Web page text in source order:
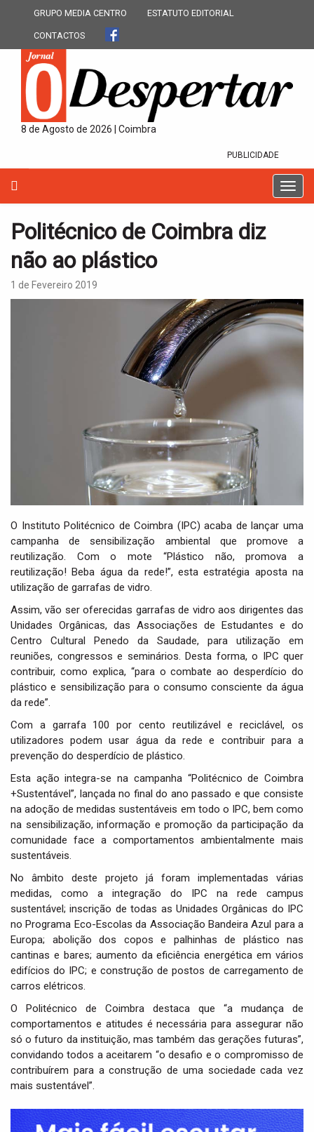
GRUPO MEDIA CENTRO ESTATUTO EDITORIAL
CONTACTOS
8 de Agosto de 2026 | Coimbra
PUBLICIDADE
T
o
v
i
o
Politécnico de Coimbra diz
não ao plástico
1 de Fevereiro 2019
O Instituto Politécnico de Coimbra (IPC) acaba de lançar uma
campanha de sensibilização ambiental que promove a
reutilização. Com o mote “Plástico não, promova a
reutilização! Beba água da rede!”, esta estratégia aposta na
utilização de garrafas de vidro.
Assim, vão ser oferecidas garrafas de vidro aos dirigentes das
Unidades Orgânicas, das Associações de Estudantes e do
Centro Cultural Penedo da Saudade, para utilização em
reuniões, congressos e seminários. Desta forma, o IPC quer
contribuir, como explica, “para o combate ao desperdício do
plástico e sensibilização para o consumo consciente da água
da rede”.
Com a garrafa 100 por cento reutilizável e reciclável, os
utilizadores podem usar água da rede e contribuir para a
prevenção do desperdício de plástico.
Esta ação integra-se na campanha “Politécnico de Coimbra
+Sustentável”, lançada no final do ano passado e que consiste
na adoção de medidas sustentáveis em todo o IPC, bem como
na sensibilização, informação e promoção da participação da
comunidade face a comportamentos ambientalmente mais
sustentáveis.
No âmbito deste projeto já foram implementadas várias
medidas, como a integração do IPC na rede campus
sustentável; inscrição de todas as Unidades Orgânicas do IPC
no Programa Eco-Escolas da Associação Bandeira Azul para a
Europa; abolição dos copos e palhinhas de plástico nas
cantinas e bares; aumento da eficiência energética em vários
edifícios do IPC; e construção de postos de carregamento de
carros elétricos.
O Politécnico de Coimbra destaca que “a mudança de
comportamentos e atitudes é necessária para assegurar não
só o futuro da instituição, mas também das gerações futuras”,
convidando todos a aceitarem “o desafio e o compromisso de
contribuírem para a construção de uma sociedade cada vez
mais sustentável”.